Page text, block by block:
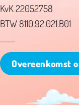
KvK 22052758
BTW 8110.92.021.B01
Overeenkomst